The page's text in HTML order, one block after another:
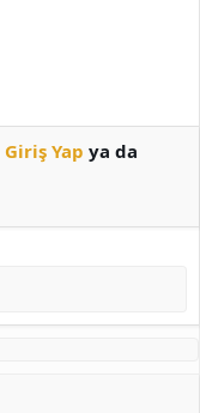
Giriş Yap ya da